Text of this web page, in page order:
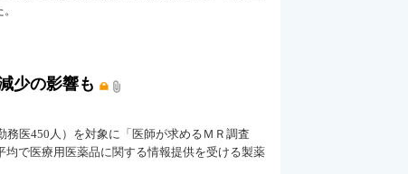
少の影響も
務医450人）を対象に「医師が求めるＭＲ調査
で医療用医薬品に関する情報提供を受ける製薬